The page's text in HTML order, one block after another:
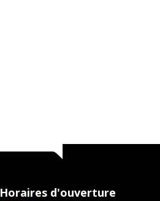
Horaires d'ouverture